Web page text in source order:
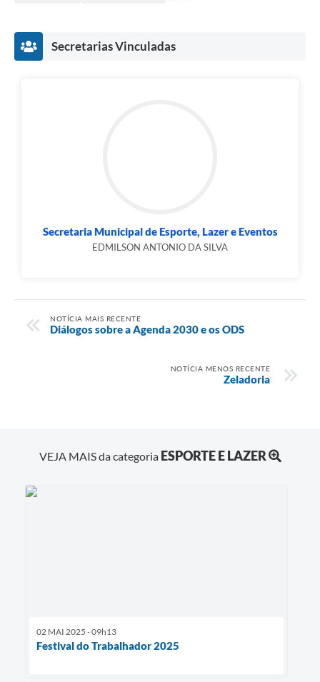
Secretarias Vinculadas
Secretaria Municipal de Esporte, Lazer e Eventos
EDMILSON ANTONIO DA SILVA
NOTÍCIA MAIS RECENTE
Diálogos sobre a Agenda 2030 e os ODS
NOTÍCIA MENOS RECENTE
Zeladoria
VEJA MAIS da categoria ESPORTE E LAZER
02 MAI 2025 - 09h13
Festival do Trabalhador 2025